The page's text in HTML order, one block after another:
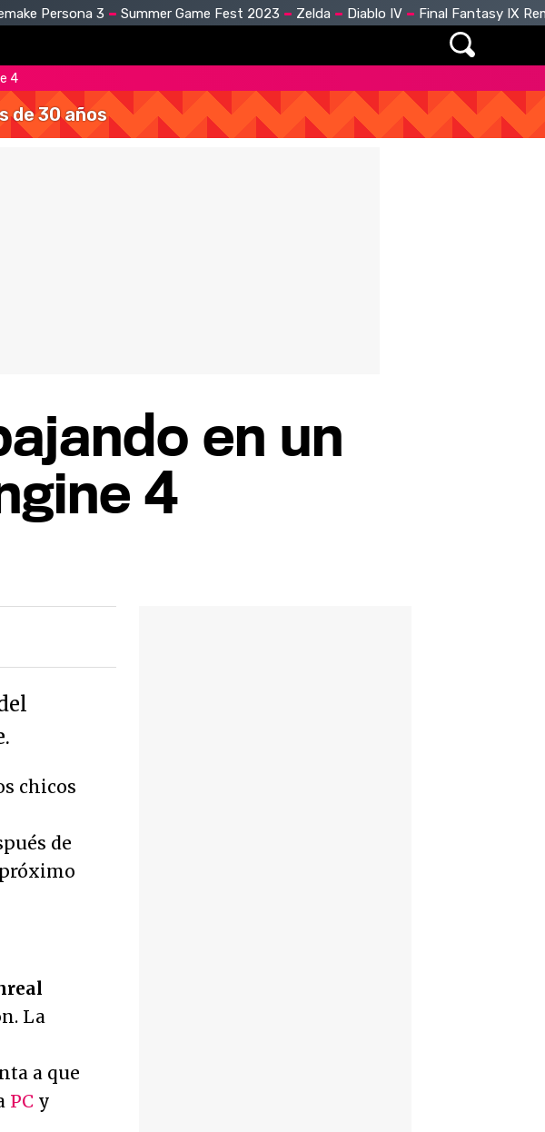
Persona 3 Summer Game Fest 2023 Zelda Diablo IV Final Fantasy IX
4
de 30 años
en un
4
chicos
de
La
a que
PC y